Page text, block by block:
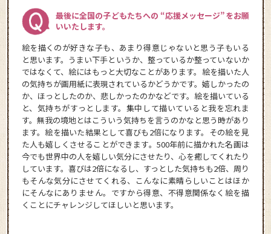
最後に全国の子どもたちへの “応援メッセージ”をお願
いいたします。
絵を描くのが好きな子も、あまり得意じゃないと思う子もいる
と思います。うまい下手というか、整っているか整っていないか
ではなくて、絵にはもっと大切なことがあります。絵を描いた人
の気持ちが画用紙に表現されているかどうかです。嬉しかったの
か、ほっとしたのか、悲しかったのかなどです。絵を描いている
と、気持ちがすっとします。集中して描いていると我を忘れま
す。無我の境地とはこういう気持ちを言うのかなと思う時があり
ます。絵を描いた結果として喜びも2倍になります。その絵を見
た人も嬉しくさせることができます。500年前に描かれた名画は
今でも世界中の人を嬉しい気分にさせたり、心を癒してくれたり
しています。喜びは2倍になるし、すっとした気持ちも2倍、周り
もそんな気分にさせてくれる、こんなに素晴らしいことはほか
にそんなにありません。ですから得意、不得意関係なく絵を描
くことにチャレンジしてほしいと思います。